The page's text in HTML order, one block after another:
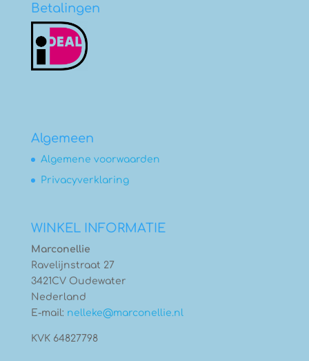
Betalingen
Algemeen
Algemene voorwaarden
Privacyverklaring
WINKEL INFORMATIE
Marconellie
Ravelijnstraat 27
3421CV Oudewater
Nederland
E-mail: nelleke@marconellie.nl
KVK 64827798